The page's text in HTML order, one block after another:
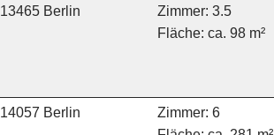
13465 Berlin
Zimmer: 3.5
Fläche: ca. 98 m²
14057 Berlin
Zimmer: 6